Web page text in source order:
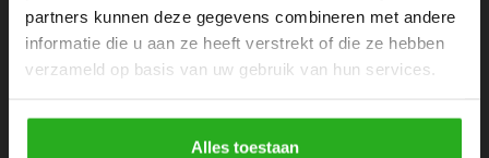
partners kunnen deze gegevens combineren met andere
informatie die u aan ze heeft verstrekt of die ze hebben
verzameld op basis van uw gebruik van hun services.
Alles toestaan
Tops
Jumpsuites
Hoodies
Underwear
Jassen
Tracksuits
Volg ons